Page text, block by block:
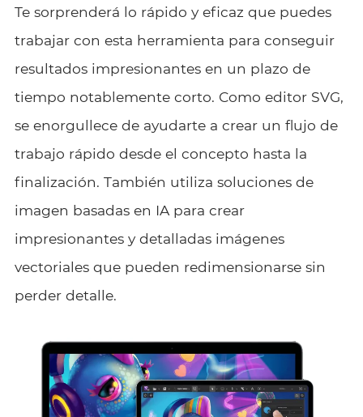
Te sorprenderá lo rápido y eficaz que puedes
trabajar con esta herramienta para conseguir
resultados impresionantes en un plazo de
tiempo notablemente corto. Como editor SVG,
se enorgullece de ayudarte a crear un flujo de
trabajo rápido desde el concepto hasta la
finalización. También utiliza soluciones de
imagen basadas en IA para crear
impresionantes y detalladas imágenes
vectoriales que pueden redimensionarse sin
perder detalle.